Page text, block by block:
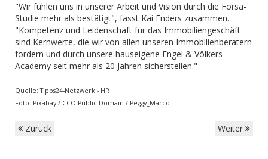
"Wir fühlen uns in unserer Arbeit und Vision durch die Forsa-
Studie mehr als bestätigt", fasst Kai Enders zusammen.
"Kompetenz und Leidenschaft für das Immobiliengeschäft
sind Kernwerte, die wir von allen unseren Immobilienberatern
fordern und durch unsere hauseigene Engel & Völkers
Academy seit mehr als 20 Jahren sicherstellen."
Quelle: Tipps24-Netzwerk - HR
Foto: Pixabay / CCO Public Domain / Peggy_Marco
Zurück Weiter